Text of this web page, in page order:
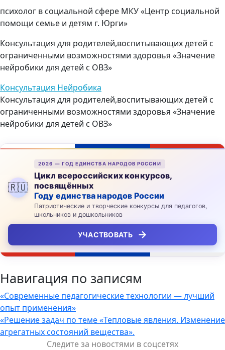
психолог в социальной сфере МКУ «Центр социальной
помощи семье и детям г. Юрги»
Консультация для родителей,воспитывающих детей с
ограниченными возможностями здоровья «Значение
нейробики для детей с ОВЗ»
Консультация Нейробика
Консультация для родителей,воспитывающих детей с
ограниченными возможностями здоровья «Значение
нейробики для детей с ОВЗ»
🇷🇺
2026 — ГОД ЕДИНСТВА НАРОДОВ РОССИИ
Цикл всероссийских конкурсов,
посвящённых
Году единства народов России
Патриотические и творческие конкурсы для педагогов,
школьников и дошкольников
УЧАСТВОВАТЬ →
Навигация по записям
«Современные педагогические технологии — лучший
опыт применения»
«Решение задач по теме «Тепловые явления. Изменение
агрегатных состояний вещества».
Следите за новостями в соцсетях